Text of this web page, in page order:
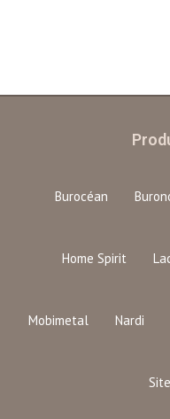
Burocéan
Home Spirit
Mobimetal Nardi